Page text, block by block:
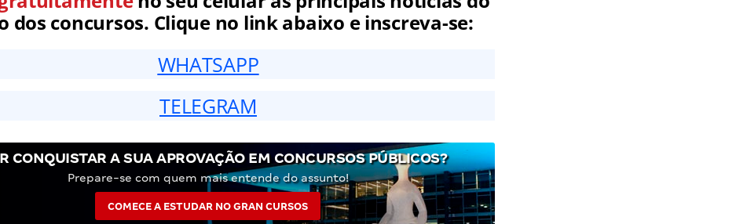
dos concursos. Clique no link abaixo e inscreva-se:
WHATSAPP
TELEGRAM
CONQUISTAR A SUA APROVAÇÃO EM CONCURSOS PÚBLICOS?
Prepare-se com quem mais entende do assunto!
COMECE A ESTUDAR NO GRAN CURSOS